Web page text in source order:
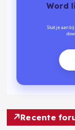
Word
Sluit je aan
Recente